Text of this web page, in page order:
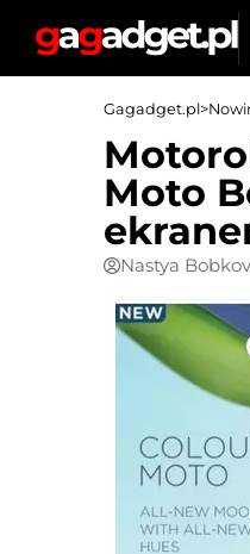
Gagadget.pl>
Moto
Nastya